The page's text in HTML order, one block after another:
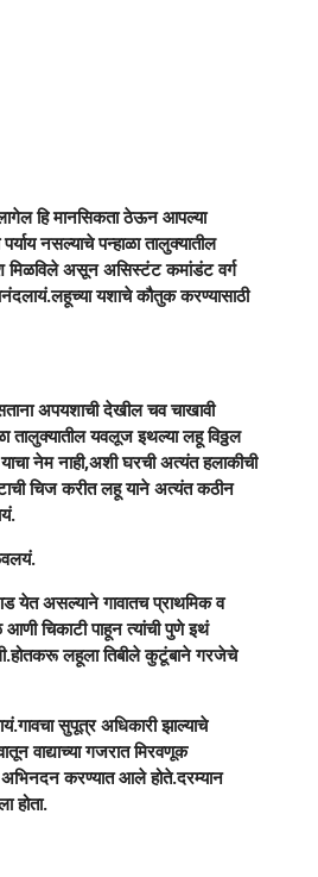
हि मानसिकता ठेऊन आपल्या
नसल्याचे पन्हाळा तालुक्यातील
मिळविले असून असिस्टंट कमांडंट वर्ग
यशाचे कौतुक करण्यासाठी
अपयशाची देखील चव चाखावी
तालुक्यातील यवलूज इथल्या लहू विठ्ठल
नेम नाही,अशी घरची अत्यंत हलाकीची
चिज करीत लहू याने अत्यंत कठीन
येत असल्याने गावातच प्राथमिक व
चिकाटी पाहून त्यांची पुणे इथं
लहूला तिबीले कुटूंबाने गरजेचे
सुपूत्र अधिकारी झाल्याचे
वाद्याच्या गजरात मिरवणूक
करण्यात आले होते.दरम्यान
होता.